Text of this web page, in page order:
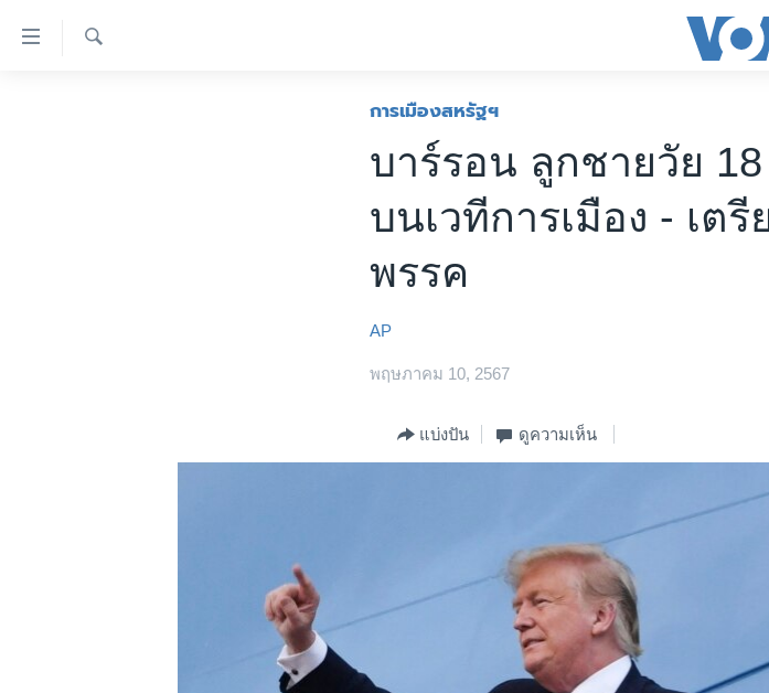
การเมืองสหรัฐฯ
บาร์รอน ลูกชายวัย
บนเวทีการเมือง - เต
พรรค
AP
พฤษภาคม 10, 2567
แบ่งปัน ดูความเห็น